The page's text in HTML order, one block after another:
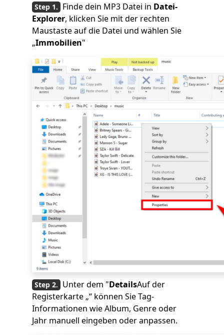
Finde dein MP3 Datei in Datei-
Explorer, klicken Sie mit der rechten
Maustaste auf die Datei und wählen Sie
„Immobilien"
Unter dem "DetailsAuf der
Registerkarte „“ können Sie Tag-
Informationen wie Album, Genre oder
Jahr manuell eingeben oder anpassen.